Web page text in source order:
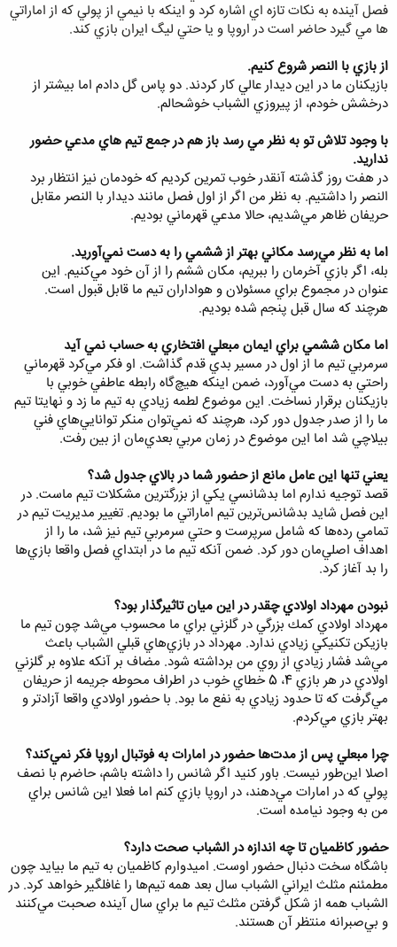
فصل آينده به نکات تازه اي اشاره کرد و اينکه با نيمي از پولي که از اماراتي
ها مي گيرد حاضر است در اروپا و يا حتي ليگ ايران بازي کند.
از بازي با النصر شروع كنيم.
بازيكنان ما در اين ديدار عالي كار كردند. دو پاس گل دادم اما بيشتر از
درخشش خودم، از پيروزي الشباب خوشحالم.
با وجود تلاش تو به نظر مي رسد باز هم در جمع تيم هاي مدعي حضور
نداريد.
در هفت روز گذشته آنقدر خوب تمرين كرديم كه خودمان نيز انتظار برد
النصر را داشتيم. به نظر من اگر از اول فصل مانند ديدار با النصر مقابل
حريفان ظاهر مي‌شديم، حالا مدعي قهرماني بوديم.
اما به نظر مي‌رسد مكاني بهتر از ششمي را به دست نمي‌آوريد.
بله، اگر بازي آخرمان را ببريم، مكان ششم را از آن خود مي‌كنيم. اين
عنوان در مجموع براي مسئولان و هواداران تيم ما قابل قبول است.
هرچند كه سال قبل پنجم شده بوديم.
اما مكان ششمي براي ايمان مبعلي افتخاري به حساب نمي آيد
سرمربي تيم ما از اول در مسير بدي قدم گذاشت. او فكر مي‌كرد قهرماني
راحتي به دست مي‌آورد،‌ ضمن اينكه هيچ‌گاه رابطه عاطفي خوبي با
بازيكنان برقرار نساخت. اين موضوع لطمه زيادي به تيم ما زد و نهايتا تيم
ما را از صدر جدول دور كرد،‌ هرچند كه نمي‌توان منكر توانايي‌هاي فني
بيلاچي شد اما اين موضوع در زمان مربي بعدي‌مان از بين رفت.
يعني تنها اين عامل مانع از حضور شما در بالاي جدول شد؟
قصد توجيه ندارم اما بدشانسي يكي از بزرگترين مشكلات تيم ماست. در
اين فصل شايد بدشانس‌ترين تيم اماراتي ما بوديم. تغيير مديريت تيم در
تمامي رده‌ها كه شامل سرپرست و حتي سرمربي تيم نيز شد، ما را از
اهداف اصلي‌مان دور كرد. ضمن آنكه تيم ما در ابتداي فصل واقعا بازي‌ها
را بد آغاز كرد.
نبودن مهرداد اولادي چقدر در اين ميان تاثيرگذار بود؟
مهرداد اولادي كمك بزرگي در گلزني براي ما محسوب مي‌شد چون تيم ما
بازيكن تكنيكي زيادي ندارد. مهرداد در بازي‌هاي قبلي الشباب باعث
مي‌شد فشار زيادي از روي من برداشته شود. مضاف بر آنكه علاوه بر گلزني
اولادي در هر بازي 4، 5 خطاي خوب در اطراف محوطه جريمه از حريفان
مي‌گرفت كه تا حدود زيادي به نفع ما بود. با حضور اولادي واقعا آزادتر و
بهتر بازي مي‌كردم.
چرا مبعلي پس از مدت‌ها حضور در امارات به فوتبال اروپا فكر نمي‌كند؟
اصلا اين‌طور نيست. باور كنيد اگر شانس را داشته باشم، حاضرم با نصف
پولي كه در امارات مي‌دهند، در اروپا بازي كنم اما فعلا اين شانس براي
من به وجود نيامده است.
حضور كاظميان تا چه اندازه در الشباب صحت دارد؟
باشگاه سخت دنبال حضور اوست. اميدوارم كاظميان به تيم ما بيايد چون
مطمئنم مثلث ايراني الشباب سال بعد همه تيم‌ها را غافلگير خواهد كرد. در
الشباب همه از شكل گرفتن مثلث تيم ما براي سال آينده صحبت مي‌كنند
و بي‌صبرانه منتظر آن هستند.